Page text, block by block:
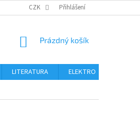
CZK Přihlášení
NÁKUPNÍ
Prázdný košík
LITERATURA ELEKTRO